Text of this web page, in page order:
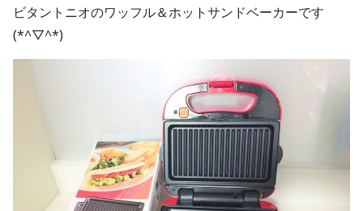
ビタントニオのワッフル＆ホットサンドベーカーです
(*^▽^*)